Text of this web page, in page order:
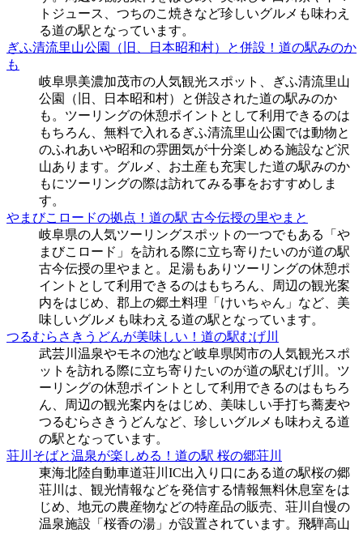
トジュース、つちのこ焼きなど珍しいグルメも味わえ
る道の駅となっています。
ぎふ清流里山公園（旧、日本昭和村）と併設！道の駅みのか
も
岐阜県美濃加茂市の人気観光スポット、ぎふ清流里山
公園（旧、日本昭和村）と併設された道の駅みのか
も。ツーリングの休憩ポイントとして利用できるのは
もちろん、無料で入れるぎふ清流里山公園では動物と
のふれあいや昭和の雰囲気が十分楽しめる施設など沢
山あります。グルメ、お土産も充実した道の駅みのか
もにツーリングの際は訪れてみる事をおすすめしま
す。
やまびこロードの拠点！道の駅 古今伝授の里やまと
岐阜県の人気ツーリングスポットの一つでもある「や
まびこロード」を訪れる際に立ち寄りたいのが道の駅
古今伝授の里やまと。足湯もありツーリングの休憩ポ
イントとして利用できるのはもちろん、周辺の観光案
内をはじめ、郡上の郷土料理「けいちゃん」など、美
味しいグルメも味わえる道の駅となっています。
つるむらさきうどんが美味しい！道の駅むげ川
武芸川温泉やモネの池など岐阜県関市の人気観光スポ
ットを訪れる際に立ち寄りたいのが道の駅むげ川。ツ
ーリングの休憩ポイントとして利用できるのはもちろ
ん、周辺の観光案内をはじめ、美味しい手打ち蕎麦や
つるむらさきうどんなど、珍しいグルメも味わえる道
の駅となっています。
荘川そばと温泉が楽しめる！道の駅 桜の郷荘川
東海北陸自動車道荘川IC出入り口にある道の駅桜の郷
荘川は、観光情報などを発信する情報無料休息室をは
じめ、地元の農産物などの特産品の販売、荘川自慢の
温泉施設「桜香の湯」が設置されています。飛騨高山